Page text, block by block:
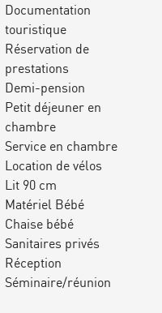
Documentation
touristique
Réservation de
prestations
Demi-pension
Petit déjeuner en
chambre
Service en chambre
Location de vélos
Lit 90 cm
Matériel Bébé
Chaise bébé
Sanitaires privés
Réception
Séminaire/réunion